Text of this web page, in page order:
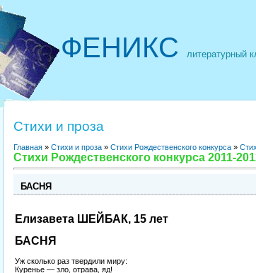
ФЕНИКС литературный
Стихи и проза
Главная » Стихи и проза » Стихи Рождественского конкурса »
Стихи Рождественского конкурса 2011-
БАСНЯ
Елизавета ШЕЙБАК, 15 лет
БАСНЯ
Уж сколько раз твердили миру:
Куренье — зло, отрава, яд!